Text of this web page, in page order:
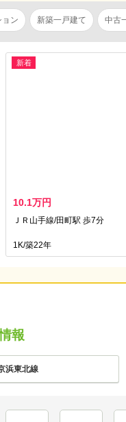
ン 新築一戸建て 中古
新着
10.1万円
ＪＲ山手線/田町駅 歩7分
1K/築22年
報
浜東北線